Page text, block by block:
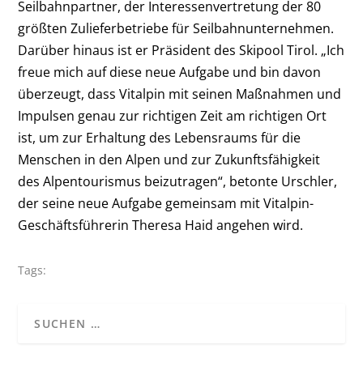
Seilbahnpartner, der Interessenvertretung der 80
größten Zulieferbetriebe für Seilbahnunternehmen.
Darüber hinaus ist er Präsident des Skipool Tirol. „Ich
freue mich auf diese neue Aufgabe und bin davon
überzeugt, dass Vitalpin mit seinen Maßnahmen und
Impulsen genau zur richtigen Zeit am richtigen Ort
ist, um zur Erhaltung des Lebensraums für die
Menschen in den Alpen und zur Zukunftsfähigkeit
des Alpentourismus beizutragen“, betonte Urschler,
der seine neue Aufgabe gemeinsam mit Vitalpin-
Geschäftsführerin Theresa Haid angehen wird.
Tags: